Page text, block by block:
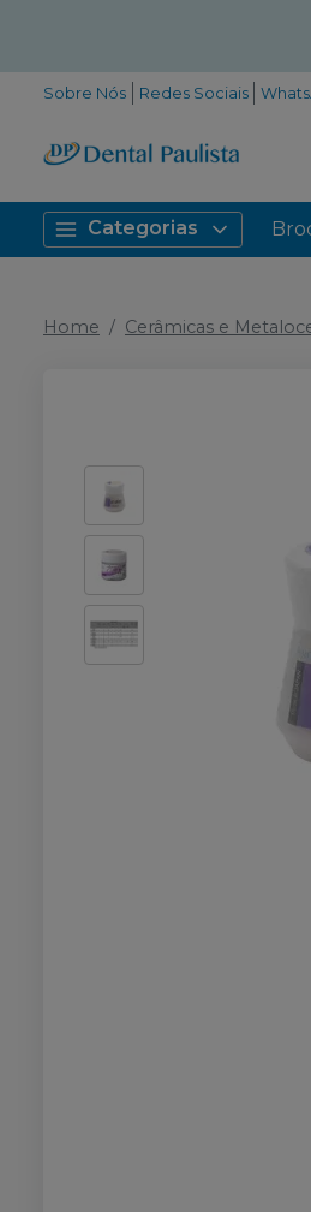
Sobre Nós Redes Sociais
Categorias
Home Cerâmicas e